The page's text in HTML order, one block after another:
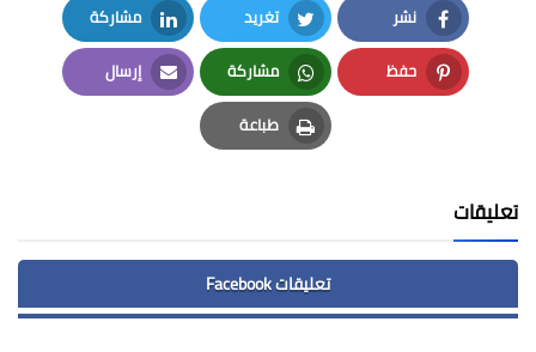
نشر
Facebook
تغريد
Twitter
مشاركة
LinkedIn
حفظ
Pinterest
مشاركة
Whatsapp
إرسال
Email
طباعة
Print
تعليقات
تعليقات Facebook